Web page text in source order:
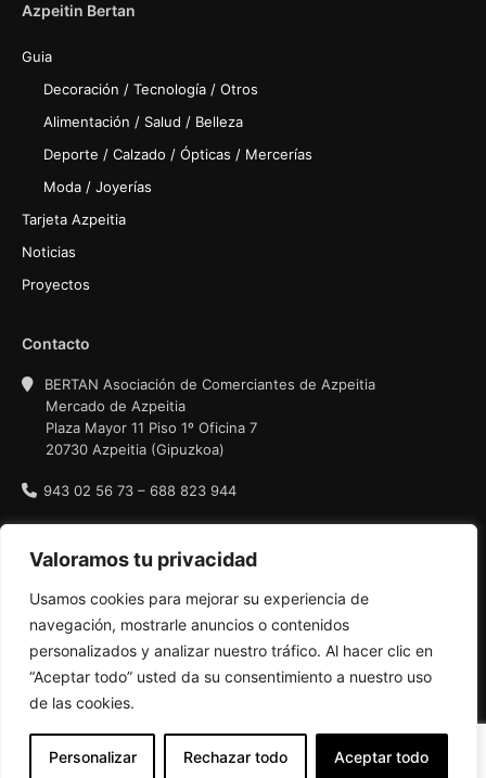
Valoramos tu privacidad
Usamos cookies para mejorar su experiencia de
navegación, mostrarle anuncios o contenidos
personalizados y analizar nuestro tráfico. Al hacer clic en
“Aceptar todo” usted da su consentimiento a nuestro uso
de las cookies.
Personalizar Rechazar todo Aceptar todo
Azpeitin Bertan
Guia
Decoración / Tecnología / Otros
Alimentación / Salud / Belleza
Deporte / Calzado / Ópticas / Mercerías
Moda / Joyerías
Tarjeta Azpeitia
Noticias
Proyectos
Contacto
BERTAN Asociación de Comerciantes de Azpeitia
Mercado de Azpeitia
Plaza Mayor 11 Piso 1º Oficina 7
20730 Azpeitia (Gipuzkoa)
943 02 56 73 – 688 823 944
Política de privacidad
Política de cookies
AZPEITIKO MERKATARI ELKARTEA, BERTAN